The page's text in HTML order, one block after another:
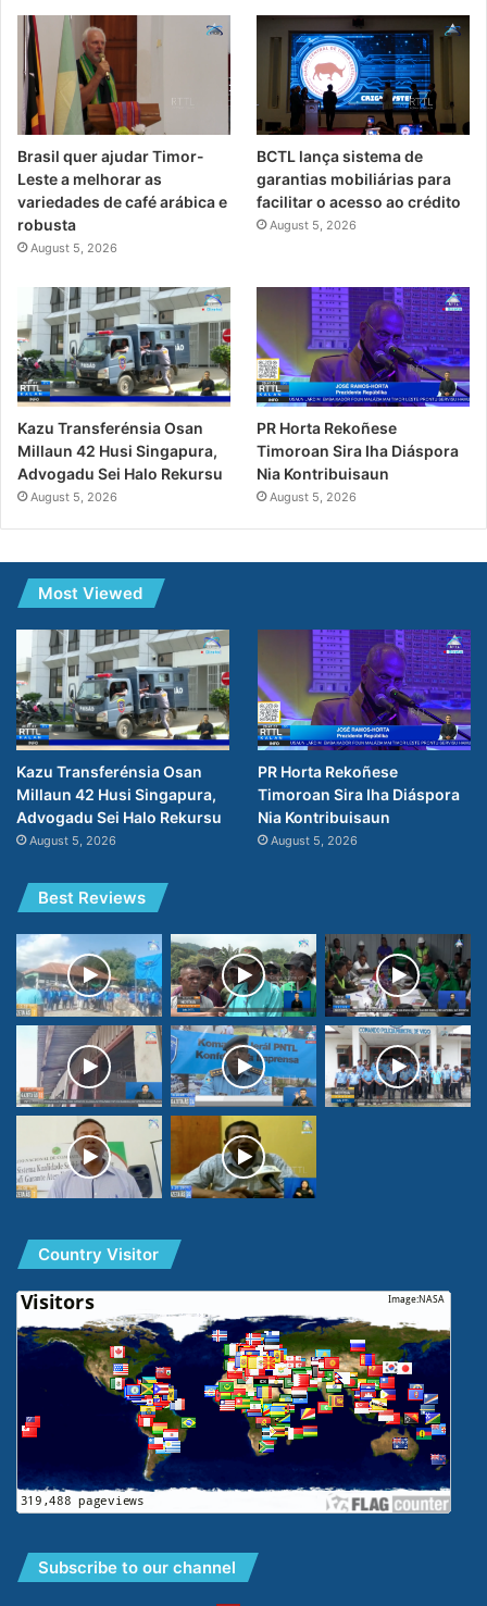
Brasil quer ajudar Timor-
Leste a melhorar as
variedades de café arábica e
robusta
August 5, 2026
BCTL lança sistema de
garantias mobiliárias para
facilitar o acesso ao crédito
August 5, 2026
Kazu Transferénsia Osan
Millaun 42 Husi Singapura,
Advogadu Sei Halo Rekursu
August 5, 2026
PR Horta Rekoñese
Timoroan Sira Iha Diáspora
Nia Kontribuisaun
August 5, 2026
Most Viewed
Kazu Transferénsia Osan
Millaun 42 Husi Singapura,
Advogadu Sei Halo Rekursu
August 5, 2026
PR Horta Rekoñese
Timoroan Sira Iha Diáspora
Nia Kontribuisaun
August 5, 2026
Best Reviews
Country Visitor
Subscribe to our channel